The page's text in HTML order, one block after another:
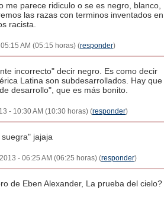
me parece ridiculo o se es negro, blanco,
las razas con terminos inventados en
racista.
AM (05:15 horas) (responder)
incorrecto" decir negro. Es como decir
Latina son subdesarrollados. Hay que
desarrollo", que es más bonito.
- 10:30 AM (10:30 horas) (responder)
jajaja
- 06:25 AM (06:25 horas) (responder)
de Eben Alexander, La prueba del cielo?